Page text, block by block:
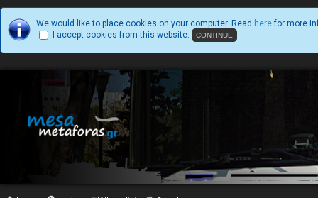
We would like to place cookies on your computer. Read here for more
I accept cookies from this website.